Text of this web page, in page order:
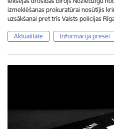
izmeklēšanas prokuratūrai nosūtījis
uzsākšanai pret trīs Valsts policijas
Aktualitāte Informācija presei